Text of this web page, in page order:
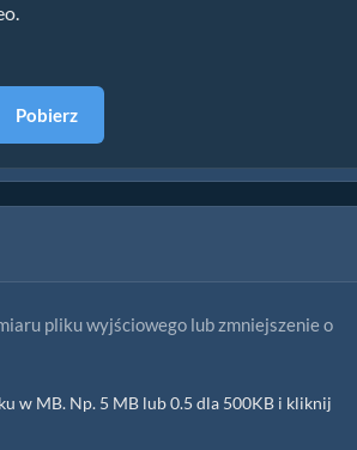
Pobierz
pliku wyjściowego lub zmniejszenie o
w MB. Np. 5 MB lub 0.5 dla 500KB i kliknij